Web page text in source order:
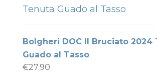
Tenuta Guado al Tasso
Bolgheri DOC Il Bruciato 2024
Guado al Tasso
€27.90